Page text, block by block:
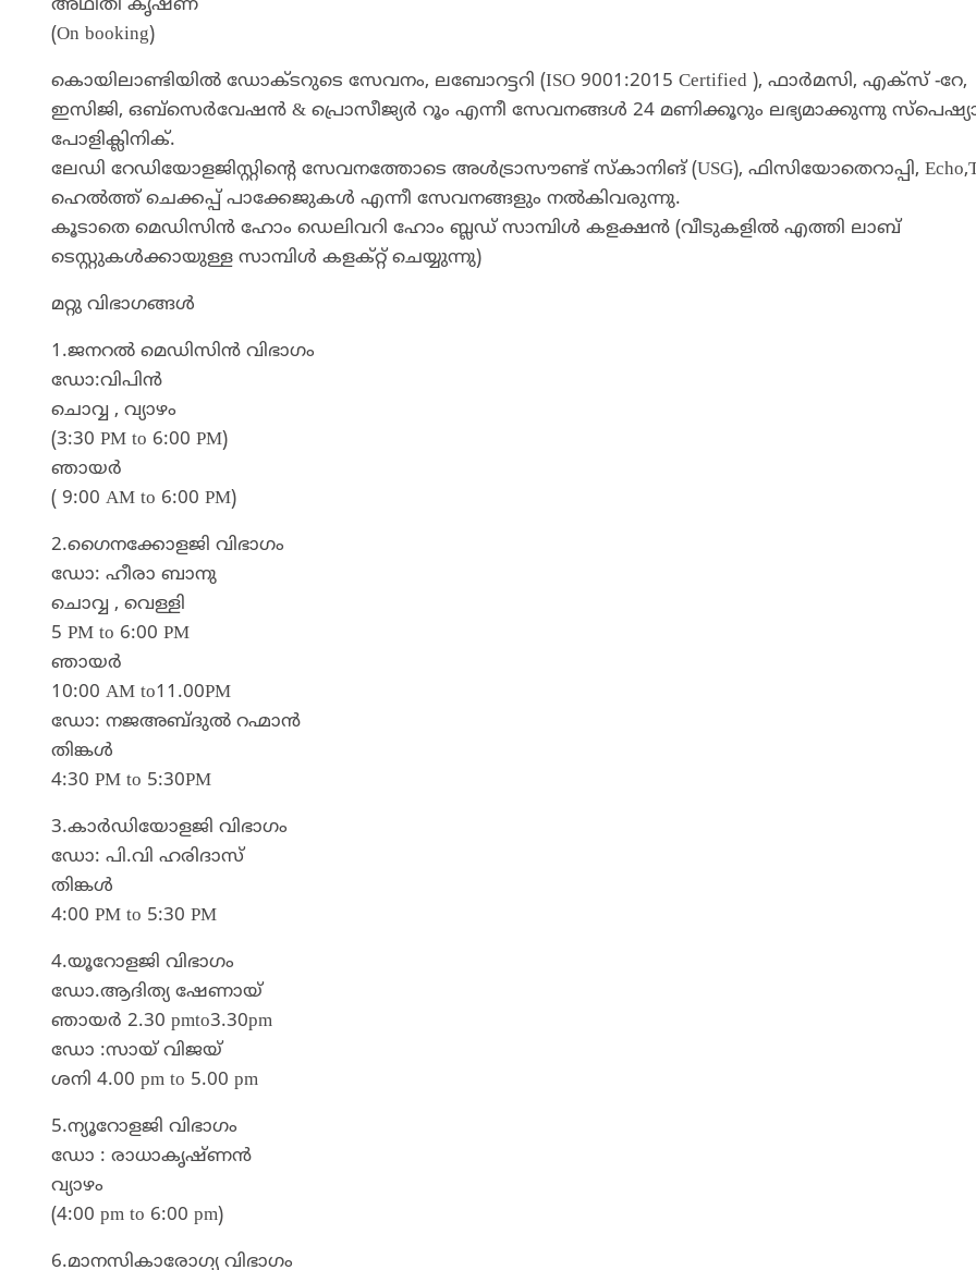
അഥിതി കൃഷ്ണ
(On booking)
കൊയിലാണ്ടിയില്‍ ഡോക്ടറുടെ സേവനം, ലബോറട്ടറി (ISO 9001:2015 Certified ), ഫാര്‍മസി, എക്‌സ് -റേ,
ഇസിജി, ഒബ്‌സെര്‍വേഷന്‍ & പ്രൊസീജ്യര്‍ റൂം എന്നീ സേവനങ്ങള്‍ 24 മണിക്കൂറും ലഭ്യമാക്കുന്നു
പോളിക്ലിനിക്.
ലേഡി റേഡിയോളജിസ്റ്റിന്റെ സേവനത്തോടെ അള്‍ട്രാസൗണ്ട് സ്‌കാനിങ് (USG), ഫിസിയോതെറാപ്പി,
ഹെല്‍ത്ത് ചെക്കപ്പ് പാക്കേജുകള്‍ എന്നീ സേവനങ്ങളും നല്‍കിവരുന്നു.
കൂടാതെ മെഡിസിൻ ഹോം ഡെലിവറി ഹോം ബ്ലഡ്‌ സാമ്പിൾ കളക്ഷൻ (വീടുകളിൽ എത്തി ലാബ്
ടെസ്റ്റുകൾക്കായുള്ള സാമ്പിൾ കളക്റ്റ് ചെയ്യുന്നു)
മറ്റു വിഭാഗങ്ങൾ
1.ജനറൽ മെഡിസിൻ വിഭാഗം
ഡോ:വിപിൻ
ചൊവ്വ , വ്യാഴം
(3:30 PM to 6:00 PM)
ഞായർ
( 9:00 AM to 6:00 PM)
2.ഗൈനക്കോളജി വിഭാഗം
ഡോ: ഹീരാ ബാനു
ചൊവ്വ , വെള്ളി
5 PM to 6:00 PM
ഞായർ
10:00 AM to11.00PM
ഡോ: നജഅബ്ദുൽ റഹ്മാൻ
തിങ്കൾ
4:30 PM to 5:30PM
3.കാർഡിയോളജി വിഭാഗം
ഡോ: പി.വി ഹരിദാസ്
തിങ്കൾ
4:00 PM to 5:30 PM
4.യൂറോളജി വിഭാഗം
ഡോ.ആദിത്യ ഷേണായ്
ഞായർ 2.30 pmto3.30pm
ഡോ :സായ് വിജയ്
ശനി 4.00 pm to 5.00 pm
5.ന്യൂറോളജി വിഭാഗം
ഡോ : രാധാകൃഷ്ണൻ
വ്യാഴം
(4:00 pm to 6:00 pm)
6.മാനസികാരോഗ്യ വിഭാഗം